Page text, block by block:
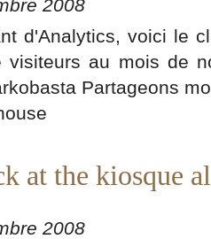
2008
d'Analytics, voici le
visiteurs au mois de
Partageons
at the kiosque
2008